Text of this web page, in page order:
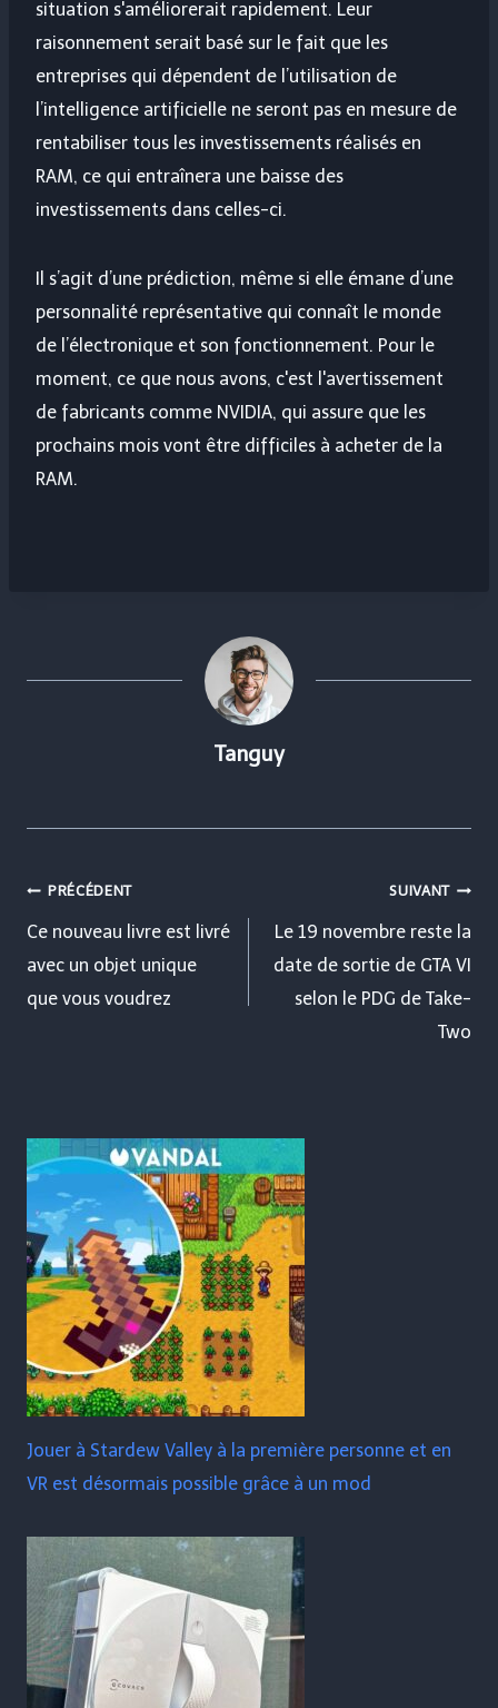
situation s'améliorerait rapidement. Leur
raisonnement serait basé sur le fait que les
entreprises qui dépendent de l’utilisation de
l’intelligence artificielle ne seront pas en mesure de
rentabiliser tous les investissements réalisés en
RAM, ce qui entraînera une baisse des
investissements dans celles-ci.
Il s’agit d’une prédiction, même si elle émane d’une
personnalité représentative qui connaît le monde
de l’électronique et son fonctionnement. Pour le
moment, ce que nous avons, c'est l'avertissement
de fabricants comme NVIDIA, qui assure que les
prochains mois vont être difficiles à acheter de la
RAM.
Tanguy
Navigation
de
l’article
PRÉCÉDENT
Ce nouveau livre est livré
avec un objet unique
que vous voudrez
SUIVANT
Le 19 novembre reste la
date de sortie de GTA VI
selon le PDG de Take-
Two
Jouer à Stardew Valley à la première personne et en
VR est désormais possible grâce à un mod